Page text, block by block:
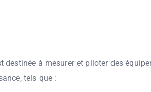
destinée à mesurer et piloter des
tels que :